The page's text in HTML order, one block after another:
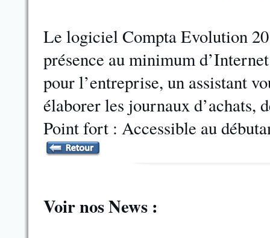
Le logiciel Compta Evolution
présence au minimum
pour l’entreprise, un assistant
élaborer les journaux d’achats,
Point fort : Accessible au
Voir nos News :